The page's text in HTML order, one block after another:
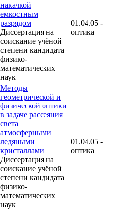
накачкой
емкостным
разрядом
Диссертация на
соискание учёной
степени кандидата
физико-
математических
наук
01.04.05 -
оптика
Методы
геометрической и
физической оптики
в задаче рассеяния
света
атмосферными
ледяными
кристаллами
Диссертация на
соискание учёной
степени кандидата
физико-
математических
наук
01.04.05 -
оптика